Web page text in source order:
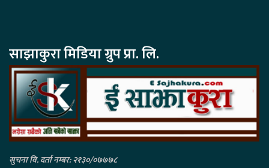
साझाकुरा मिडिया ग्रुप प्रा. लि.
सुचना वि. दर्ता नम्बर: २१३०/०७७७८